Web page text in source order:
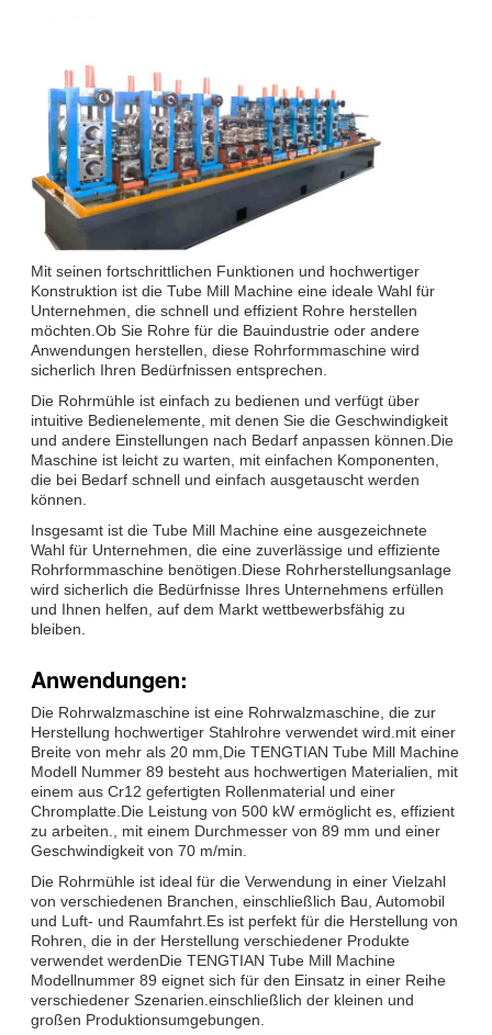
Mit seinen fortschrittlichen Funktionen und hochwertiger
Konstruktion ist die Tube Mill Machine eine ideale Wahl für
Unternehmen, die schnell und effizient Rohre herstellen
möchten.Ob Sie Rohre für die Bauindustrie oder andere
Anwendungen herstellen, diese Rohrformmaschine wird
sicherlich Ihren Bedürfnissen entsprechen.
Die Rohrmühle ist einfach zu bedienen und verfügt über
intuitive Bedienelemente, mit denen Sie die Geschwindigkeit
und andere Einstellungen nach Bedarf anpassen können.Die
Maschine ist leicht zu warten, mit einfachen Komponenten,
die bei Bedarf schnell und einfach ausgetauscht werden
können.
Insgesamt ist die Tube Mill Machine eine ausgezeichnete
Wahl für Unternehmen, die eine zuverlässige und effiziente
Rohrformmaschine benötigen.Diese Rohrherstellungsanlage
wird sicherlich die Bedürfnisse Ihres Unternehmens erfüllen
und Ihnen helfen, auf dem Markt wettbewerbsfähig zu
bleiben.
Anwendungen:
Die Rohrwalzmaschine ist eine Rohrwalzmaschine, die zur
Herstellung hochwertiger Stahlrohre verwendet wird.mit einer
Breite von mehr als 20 mm,Die TENGTIAN Tube Mill Machine
Modell Nummer 89 besteht aus hochwertigen Materialien, mit
einem aus Cr12 gefertigten Rollenmaterial und einer
Chromplatte.Die Leistung von 500 kW ermöglicht es, effizient
zu arbeiten., mit einem Durchmesser von 89 mm und einer
Geschwindigkeit von 70 m/min.
Die Rohrmühle ist ideal für die Verwendung in einer Vielzahl
von verschiedenen Branchen, einschließlich Bau, Automobil
und Luft- und Raumfahrt.Es ist perfekt für die Herstellung von
Rohren, die in der Herstellung verschiedener Produkte
verwendet werdenDie TENGTIAN Tube Mill Machine
Modellnummer 89 eignet sich für den Einsatz in einer Reihe
verschiedener Szenarien.einschließlich der kleinen und
großen Produktionsumgebungen.